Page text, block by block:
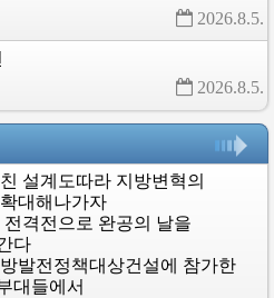
2026.8.5.
2026.8.5.
설계도따라 지방변혁의
확대해나가자
전격전으로 완공의 날을
다
발전정책대상건설에 참가한
대들에서